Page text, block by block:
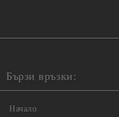
Бързи връзки:
Начало